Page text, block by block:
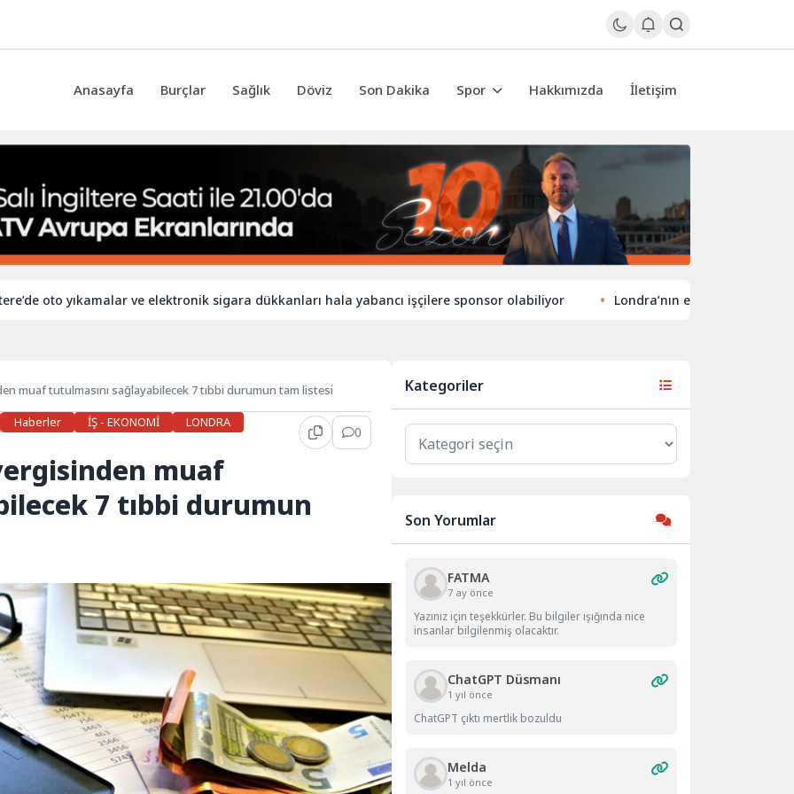
Anasayfa Burçlar Sağlık Döviz Son Dakika Spor Hakkımızda İletişim
yıkamalar ve elektronik sigara dükkanları hala yabancı işçilere sponsor olabiliyor Londra’nın eğlence hayatında yeni
muaf tutulmasını sağlayabilecek 7 tıbbi durumun tam listesi
Haberler İŞ - EKONOMİ
LONDRA
0
muaf
7 tıbbi durumun
Kategoriler
Kategoriler
Son Yorumlar
FATMA
7 ay önce
Yazınız için teşekkürler. Bu bilgiler ışığında nice
insanlar bilgilenmiş olacaktır.
ChatGPT Düsmanı
1 yıl önce
ChatGPT çıktı mertlik bozuldu
Melda
1 yıl önce